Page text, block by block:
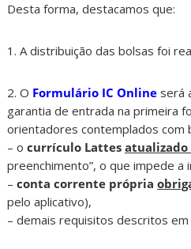
Desta forma, destacamos que:
1. A distribuição das bolsas foi
2. O Formulário IC Online será
garantia de entrada na primeira
orientadores contemplados com
– o currículo Lattes atualizado
preenchimento”, o que impede a
– conta corrente própria
pelo aplicativo),
– demais requisitos descritos em